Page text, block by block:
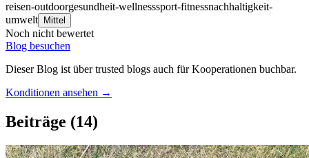
reisen-outdoorgesundheit-wellnesssport-fitnessnachhaltigkeit-
umwelt
Mittel
Noch nicht bewertet
Blog besuchen
Dieser Blog ist über trusted blogs auch für Kooperationen buchbar.
Konditionen ansehen →
Beiträge (14)